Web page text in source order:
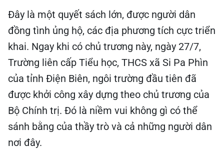
Đây là một quyết sách lớn, được người dân
đồng tình ủng hộ, các địa phương tích cực triển
khai. Ngay khi có chủ trương này, ngày 27/7,
Trường liên cấp Tiểu học, THCS xã Si Pa Phìn
của tỉnh Điện Biên, ngôi trường đầu tiên đã
được khởi công xây dựng theo chủ trương của
Bộ Chính trị. Đó là niềm vui không gì có thể
sánh bằng của thầy trò và cả những người dân
nơi đây.